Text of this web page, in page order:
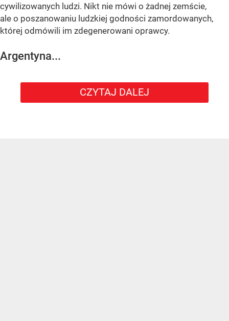
cywilizowanych ludzi. Nikt nie mówi o żadnej zemście,
ale o poszanowaniu ludzkiej godności zamordowanych,
której odmówili im zdegenerowani oprawcy.
Argentyna...
CZYTAJ DALEJ